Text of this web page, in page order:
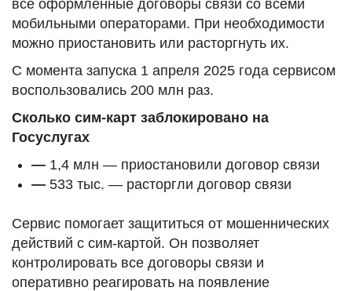
все оформленные договоры связи со всеми
мобильными операторами. При необходимости
можно приостановить или расторгнуть их.
С момента запуска 1 апреля 2025 года сервисом
воспользовались 200 млн раз.
Сколько сим-карт заблокировано на
Госуслугах
— 1,4 млн — приостановили договор связи
— 533 тыс. — расторгли договор связи
Сервис помогает защититься от мошеннических
действий с сим-картой. Он позволяет
контролировать все договоры связи и
оперативно реагировать на появление